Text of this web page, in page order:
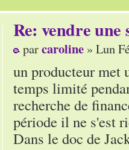
Re: vendre une
parcaroline » Lun
un producteur met
temps limité
recherche de
période il ne s'est
Dans le doc de